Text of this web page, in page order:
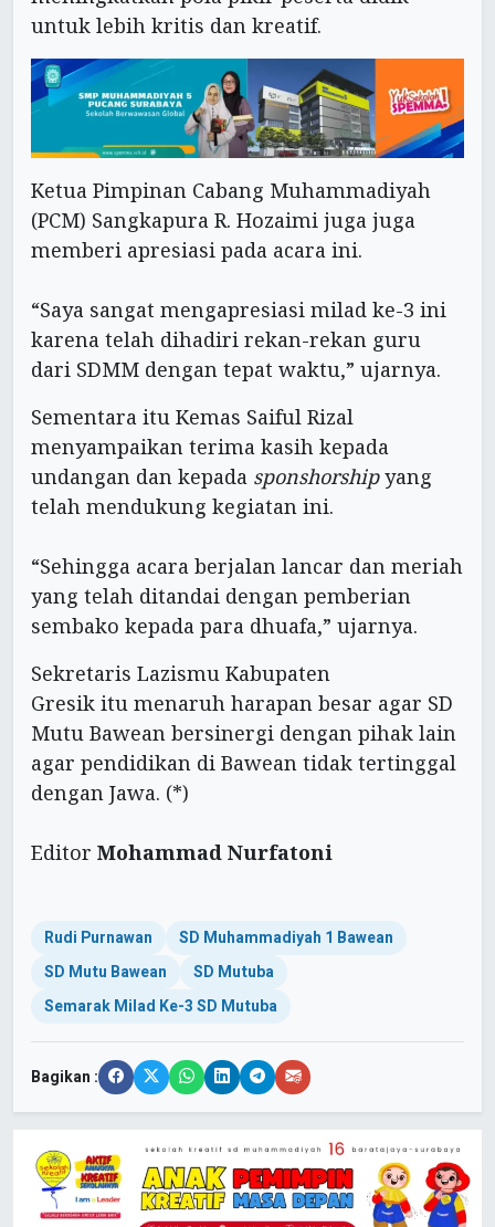
untuk lebih kritis dan kreatif.
Ketua Pimpinan Cabang Muhammadiyah
(PCM) Sangkapura R. Hozaimi juga juga
memberi apresiasi pada acara ini.
“Saya sangat mengapresiasi milad ke-3 ini
karena telah dihadiri rekan-rekan guru
dari SDMM dengan tepat waktu,” ujarnya.
Sementara itu Kemas Saiful Rizal
menyampaikan terima kasih kepada
undangan dan kepada sponshorshipyang
telah mendukung kegiatan ini.
“Sehingga acara berjalan lancar dan meriah
yang telah ditandai dengan pemberian
sembako kepada para dhuafa,” ujarnya.
Sekretaris Lazismu Kabupaten
Gresik itu menaruh harapan besar agar SD
Mutu Bawean bersinergi dengan pihak lain
agar pendidikan di Bawean tidak tertinggal
dengan Jawa. (*)
Editor Mohammad Nurfatoni
Rudi Purnawan
SD Muhammadiyah 1 Bawean
SD Mutu Bawean
SD Mutuba
Semarak Milad Ke-3 SD Mutuba
Bagikan :